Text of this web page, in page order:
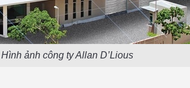
Hình ảnh công ty Allan D’Lious